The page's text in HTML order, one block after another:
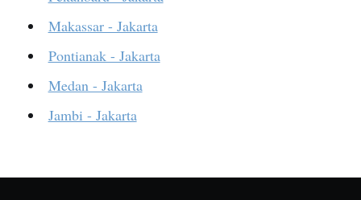
Makassar - Jakarta
Pontianak - Jakarta
Medan - Jakarta
Jambi - Jakarta